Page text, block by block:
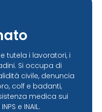
tutela i lavoratori, i
Si occupa di
civile, denuncia
colf e badanti,
medica sui
e INAIL.